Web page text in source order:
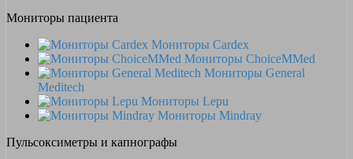
Мониторы пациента
Мониторы Cardex
Мониторы ChoiceMMed
Мониторы General
Meditech
Мониторы Lepu
Мониторы Mindray
Пульсоксиметры и капнографы